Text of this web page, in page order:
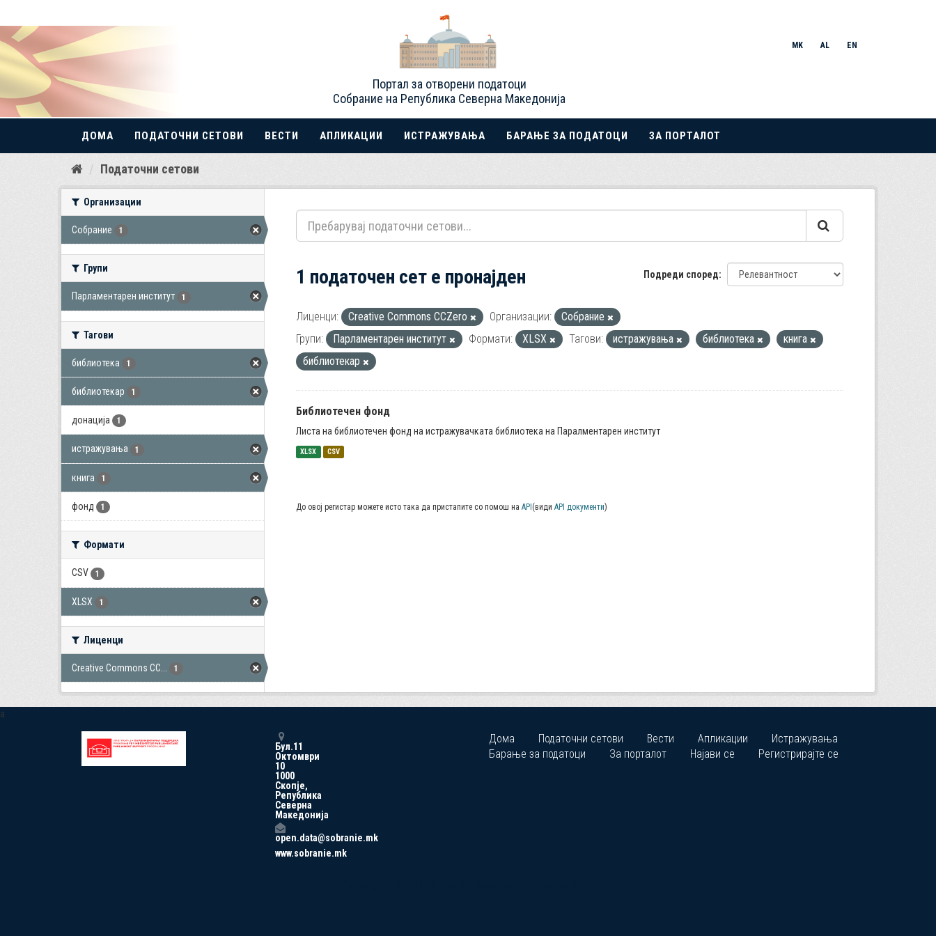
Прескокнете
Портал за отворени податоци
Собрание на Република Северна Македонија
MK AL EN
ДОМА ПОДАТОЧНИ СЕТОВИ ВЕСТИ АПЛИКАЦИИ ИСТРАЖУВАЊА БАРАЊЕ ЗА ПОДАТОЦИ ЗА ПОРТАЛОТ
Податочни сетови
Организации
Собрание 1
Групи
Парламентарен институт 1
Тагови
библиотека 1
библиотекар 1
донација 1
истражувања 1
книга 1
фонд 1
Формати
CSV 1
XLSX 1
Лиценци
Creative Commons CC... 1
Подреди според
1 податочен сет е пронајден
Лиценци: Creative Commons CCZero Организации:
Собрание
Групи:
Парламентарен институт Формати: XLSX Тагови: истражувања библиотека
книга
библиотекар
Библиотечен фонд
Листа на библиотечен фонд на истражувачката библиотека на Паралментарен институт
XLSX CSV
До овој регистар можете исто така да пристапите со помош на API (види API документи)
a
Бул.11
Октомври
10
1000
Скопје,
Република
Северна
Македонија
open.data@sobranie.mk
www.sobranie.mk
Дома Податочни сетови Вести Апликации
Истражувања
Барање за податоци
За порталот Најави се Регистрирајте се